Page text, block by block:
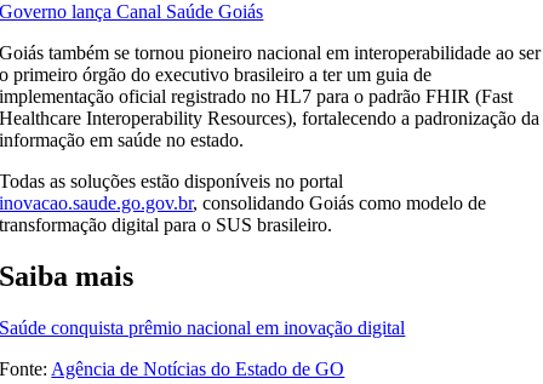
Governo lança Canal Saúde Goiás
Goiás também se tornou pioneiro nacional em interoperabilidade ao ser
o primeiro órgão do executivo brasileiro a ter um guia de
implementação oficial registrado no HL7 para o padrão FHIR (Fast
Healthcare Interoperability Resources), fortalecendo a padronização da
informação em saúde no estado.
Todas as soluções estão disponíveis no portal
inovacao.saude.go.gov.br, consolidando Goiás como modelo de
transformação digital para o SUS brasileiro.
Saiba mais
Saúde conquista prêmio nacional em inovação digital
Fonte: Agência de Notícias do Estado de GO